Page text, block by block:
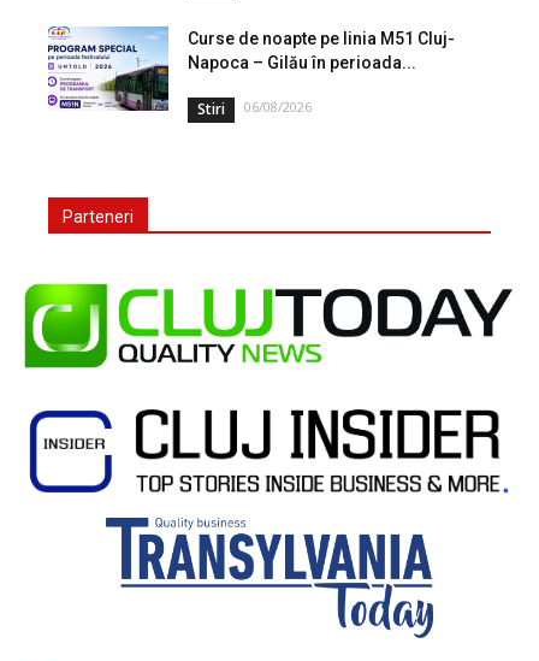
Curse de noapte pe linia M51 Cluj-
Napoca – Gilău în perioada...
Stiri 06/08/2026
Parteneri